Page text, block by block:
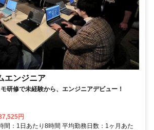
エンジニア
研修で未経験から、エンジニアデビュー！
円
間：1日あたり8時間 平均勤務日数：1ヶ月あた